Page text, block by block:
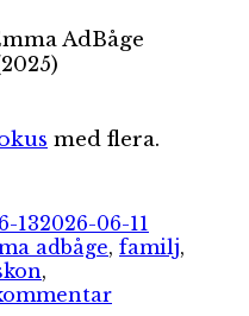
AdBåge
med flera.
132026-06-11
adbåge, familj,
,
till